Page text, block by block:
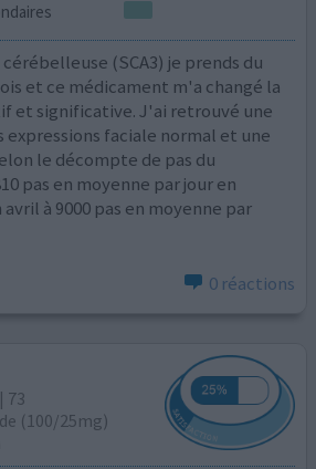
(SCA3) je prends du
et ce médicament m'a changé la
et significative. J'ai retrouvé une
faciale normal et une
le décompte de pas du
pas en moyenne par jour en
à 9000 pas en moyenne par
0 réactions
73
(100/25mg)